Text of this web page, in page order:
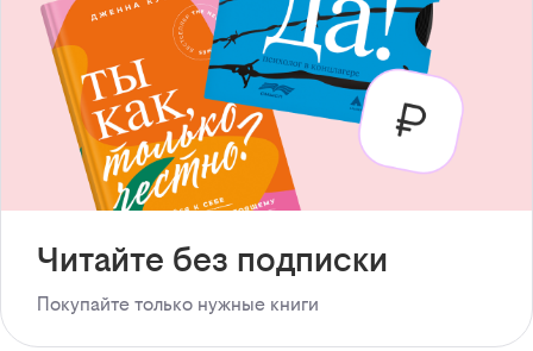
Читайте без подписки
Покупайте только нужные книги